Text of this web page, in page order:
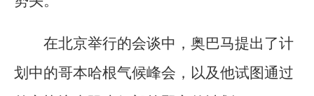
在北京举行的会谈中，奥巴马提出了计
划中的哥本哈根气候峰会，以及他试图通过